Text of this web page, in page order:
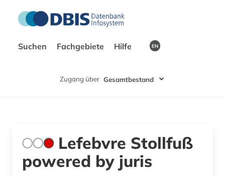
Suchen Fachgebiete Hilfe EN
Zugang über Gesamtbestand
Lefebvre Stollfuß
powered by juris